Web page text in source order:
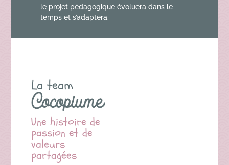
le projet pédagogique évoluera dans le
temps et s’adaptera.
La team
Une histoire de
passion et de
valeurs
partagées